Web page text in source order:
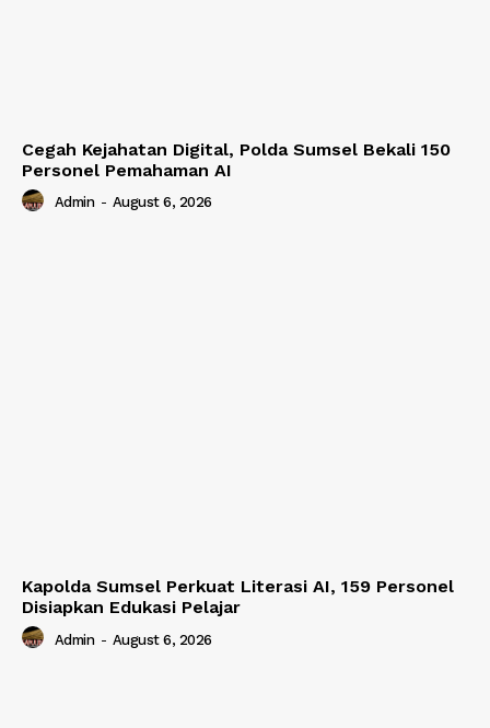
Cegah Kejahatan Digital, Polda Sumsel Bekali 150
Personel Pemahaman AI
Admin - August 6, 2026
Kapolda Sumsel Perkuat Literasi AI, 159 Personel
Disiapkan Edukasi Pelajar
Admin - August 6, 2026